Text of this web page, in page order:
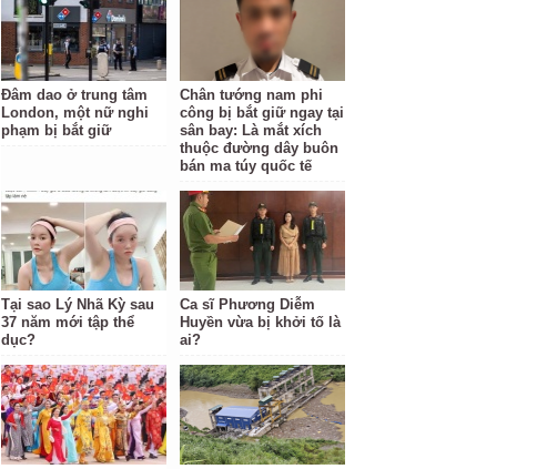
Đâm dao ở trung tâm
London, một nữ nghi
phạm bị bắt giữ
Chân tướng nam phi
công bị bắt giữ ngay tại
sân bay: Là mắt xích
thuộc đường dây buôn
bán ma túy quốc tế
Tại sao Lý Nhã Kỳ sau
37 năm mới tập thể
dục?
Ca sĩ Phương Diễm
Huyền vừa bị khởi tố là
ai?